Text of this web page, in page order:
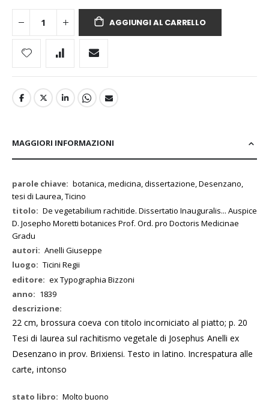
AGGIUNGI AL CARRELLO
MAGGIORI INFORMAZIONI
Maggiori
Informazioni
botanica, medicina, dissertazione, Desenzano,
tesi di Laurea, Ticino
De vegetabilium rachitide. Dissertatio Inauguralis... Auspice
D. Josepho Moretti botanices Prof. Ord. pro Doctoris Medicinae
Gradu
Anelli Giuseppe
Ticini Regii
ex Typographia Bizzoni
1839
22 cm, brossura coeva con titolo incorniciato al piatto; p. 20
Tesi di laurea sul rachitismo vegetale di Josephus Anelli ex
Desenzano in prov. Brixiensi. Testo in latino. Increspatura alle
carte, intonso
Molto buono